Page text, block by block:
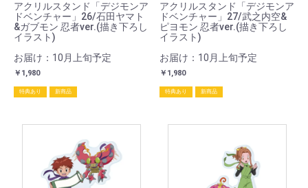
アクリルスタンド「デジモンア
ドベンチャー」26/石田ヤマト
&ガブモン 忍者ver.(描き下ろし
イラスト)
お届け：10月上旬予定
￥1,980
特典あり 新商品
アクリルスタンド「デジモンア
ドベンチャー」27/武之内空&
ピヨモン 忍者ver.(描き下ろし
イラスト)
お届け：10月上旬予定
￥1,980
特典あり 新商品